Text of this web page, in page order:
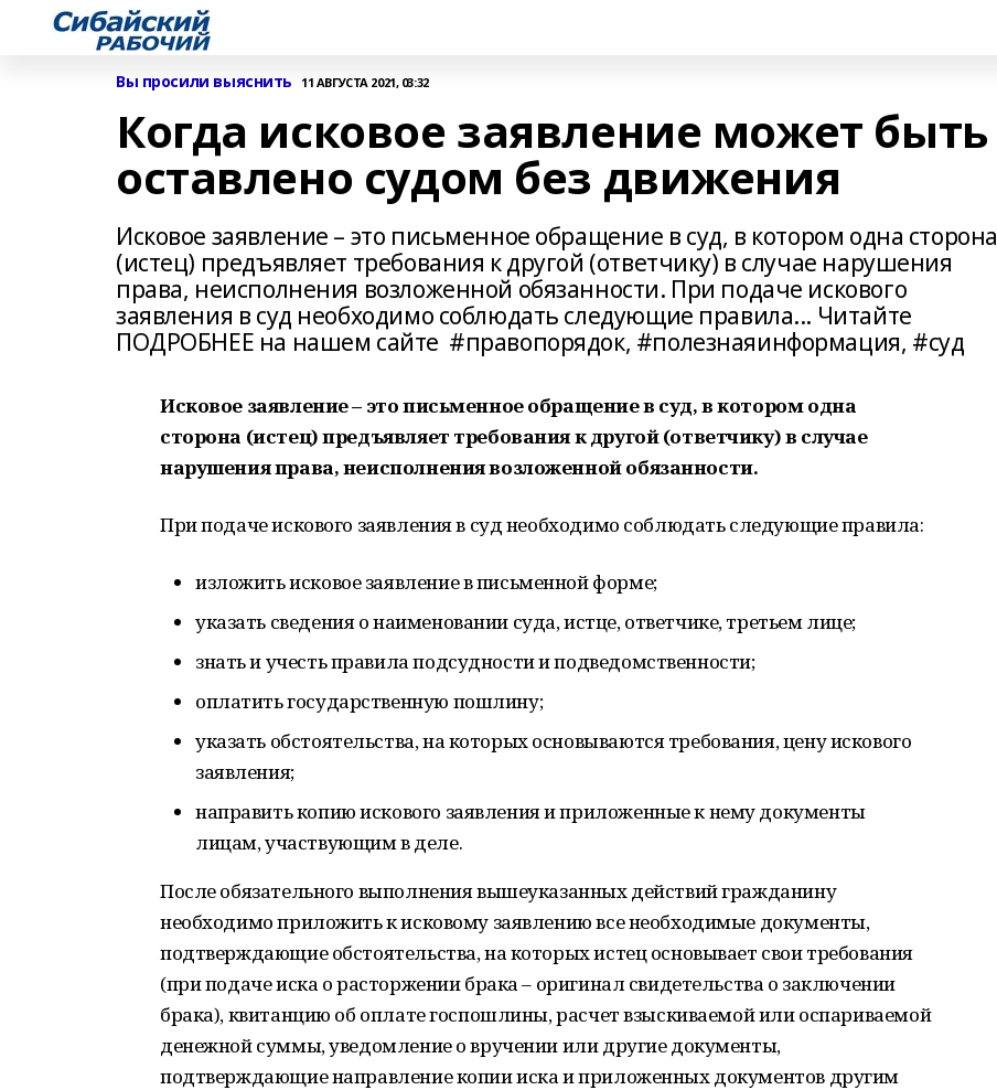
Вы просили выяснить 11 АВГУСТА 2021, 03:32
Когда исковое заявление может быть
оставлено судом без движения
Исковое заявление – это письменное обращение в суд, в котором одна сторона
(истец) предъявляет требования к другой (ответчику) в случае нарушения
права, неисполнения возложенной обязанности. При подаче искового
заявления в суд необходимо соблюдать следующие правила... Читайте
ПОДРОБНЕЕ на нашем сайте #правопорядок, #полезнаяинформация, #суд
Исковое заявление – это письменное обращение в суд, в котором одна
сторона (истец) предъявляет требования к другой (ответчику) в случае
нарушения права, неисполнения возложенной обязанности.
При подаче искового заявления в суд необходимо соблюдать следующие правила:
изложить исковое заявление в письменной форме;
указать сведения о наименовании суда, истце, ответчике, третьем лице;
знать и учесть правила подсудности и подведомственности;
оплатить государственную пошлину;
указать обстоятельства, на которых основываются требования, цену искового
заявления;
направить копию искового заявления и приложенные к нему документы
лицам, участвующим в деле.
После обязательного выполнения вышеуказанных действий гражданину
необходимо приложить к исковому заявлению все необходимые документы,
подтверждающие обстоятельства, на которых истец основывает свои требования
(при подаче иска о расторжении брака – оригинал свидетельства о заключении
брака), квитанцию об оплате госпошлины, расчет взыскиваемой или оспариваемой
денежной суммы, уведомление о вручении или другие документы,
подтверждающие направление копии иска и приложенных документов другим